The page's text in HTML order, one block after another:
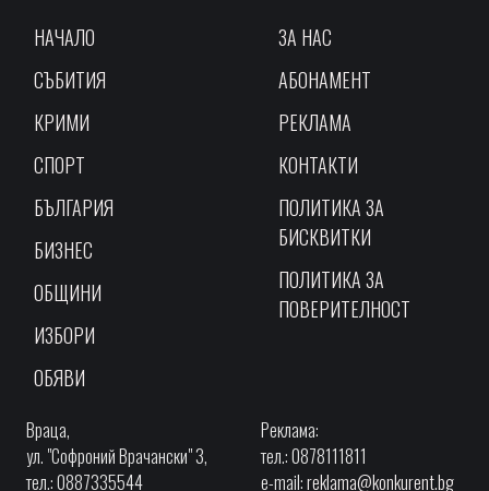
НАЧАЛО
СЪБИТИЯ
КРИМИ
СПОРТ
БЪЛГАРИЯ
БИЗНЕС
ОБЩИНИ
ИЗБОРИ
ОБЯВИ
ЗА НАС
АБОНАМЕНТ
РЕКЛАМА
КОНТАКТИ
ПОЛИТИКА ЗА
БИСКВИТКИ
ПОЛИТИКА ЗА
ПОВЕРИТЕЛНОСТ
Враца,
ул. "Софроний Врачански" 3,
тел.: 0887335544
Реклама:
тел.: 0878111811
e-mail:reklama@konkurent.bg